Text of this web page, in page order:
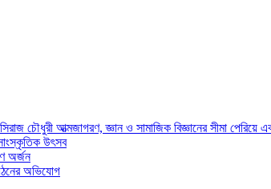
চৌধুরী আত্মজাগরণ, জ্ঞান ও সামাজিক বিজ্ঞানের সীমা পেরিয়ে এক
উৎসব
অর্জন
অভিযোগ